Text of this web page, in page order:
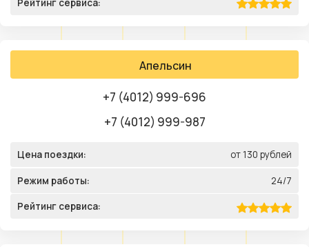
Рейтинг сервиса:
Апельсин
+7 (4012) 999-696
+7 (4012) 999-987
Цена поездки: от 130 рублей
Режим работы: 24/7
Рейтинг сервиса: